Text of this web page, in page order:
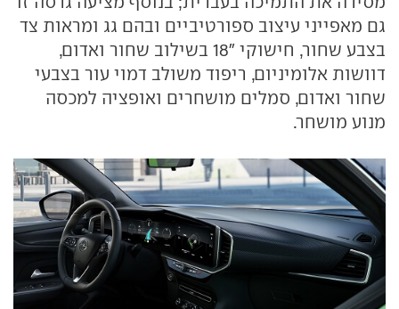
גם מאפייני עיצוב ספורטיביים ובהם גג ומראות צד
בצבע שחור, חישוקי "18 בשילוב שחור ואדום,
דוושות אלומיניום, ריפוד משולב דמוי עור בצבעי
שחור ואדום, סמלים מושחרים ואופציה למכסה
מנוע מושחר.